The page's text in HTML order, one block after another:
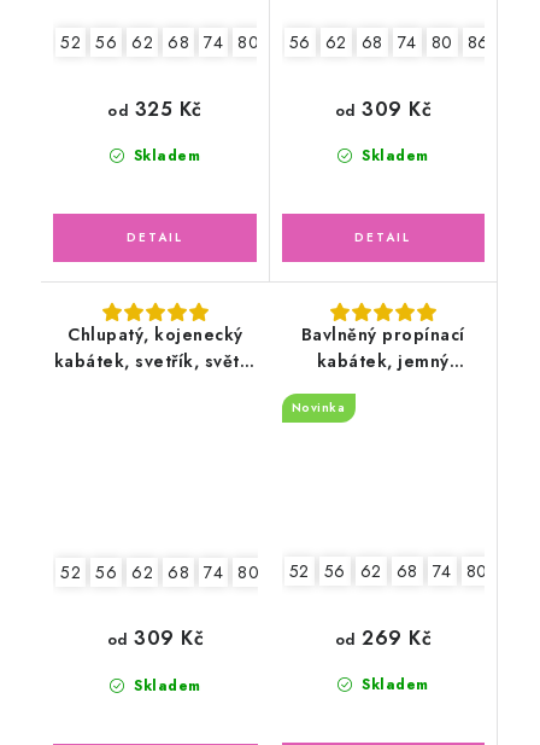
52 56 62 68 74 80 86
Skladem
od 325 Kč
56 62 68 74 80 86
Skladem
od 309 Kč
Chlupatý, kojenecký
kabátek, svetřík, světle
52 56 62 68 74 80 86
Skladem
od 309 Kč
Bavlněný propínací
kabátek, jemný
ažurový vzor, světle
pudrový
Novinka
52 56 62 68 74 80
Skladem
od 269 Kč